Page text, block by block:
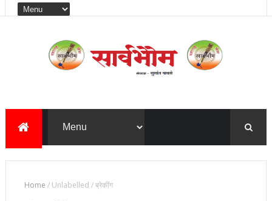
Home /Unlabelled /ब्रेकींग